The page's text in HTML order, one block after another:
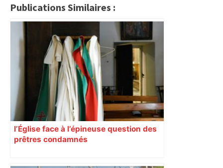
Publications Similaires :
l’Église face à l’épineuse question des
prêtres condamnés